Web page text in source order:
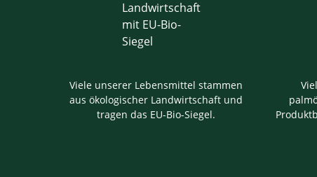
Viele unserer Lebensmittel stammen
aus ökologischer Landwirtschaft und
tragen das EU-Bio-Siegel.